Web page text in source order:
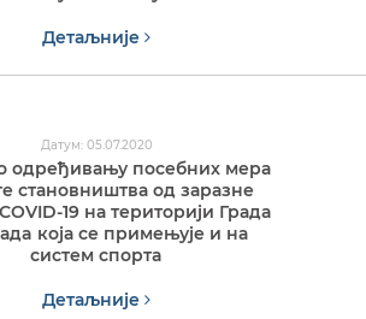
Детаљније
Датум: 05.07.2020
одређивању посебних мера
становништва од заразне
19 на територији Градa
која се примењује и на
систем спортa
Детаљније